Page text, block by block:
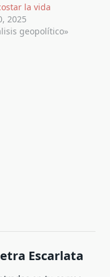
la vida
2025
geopolítico»
Escarlata